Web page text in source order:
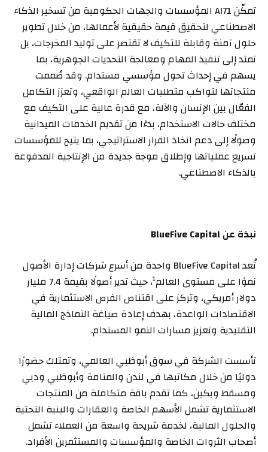
تمكّن AI71 المؤسسات والجهات الحكومية من تسخير الذكاء
الاصطناعي لتحقيق قيمة حقيقية لأعمالها، من خلال تطوير
حلول آمنة وقابلة للتكيف لا تقتصر على توليد المخرجات، بل
تمتد إلى تنفيذ المهام ومعالجة التحديات الجوهرية، بما
يسهم في إحداث تحول مؤسسي مستدام. وقد صُممت
منتجاتها لتواكب متطلبات العالم الواقعي، وتعزز التكامل
الفعّال بين الإنسان والآلة، مع قدرة عالية على التكيف مع
مختلف حالات الاستخدام، بدءًا من تقديم الخدمات الميدانية
وصولًا إلى دعم اتخاذ القرار الاستراتيجي، بما يتيح للمؤسسات
تسريع عملياتها وإطلاق موجة جديدة من الإنتاجية المدفوعة
بالذكاء الاصطناعي.
نبذة عنBlueFive Capital
تُعد BlueFive Capital واحدة من أسرع شركات إدارة الأصول
نموًا على مستوى العالم1
، حيث تدير أصولًا بقيمة 7.4 مليار
دولار أمريكي، وتركز على اقتناص الفرص الاستثمارية في
الاقتصادات الواعدة، بهدف إعادة صياغة النماذج المالية
التقليدية وتعزيز مسارات النمو المستدام.
تأسست الشركة في سوق أبوظبي العالمي، وتمتلك حضورًا
دوليًا من خلال مكاتبها في لندن والمنامة وأبوظبي ودبي
ومسقط وبكين، كما تقدم باقة متكاملة من المنتجات
الاستثمارية تشمل الأسهم الخاصة والعقارات والبنية التحتية
والحلول المالية، لخدمة شريحة واسعة من العملاء تشمل
أصحاب الثروات الخاصة والمؤسسات والمستثمرين الأفراد.